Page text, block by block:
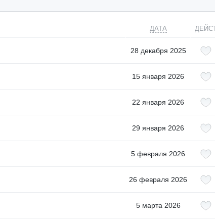
ДАТА
28 декабря 2025
15 января 2026
22 января 2026
29 января 2026
5 февраля 2026
26 февраля 2026
5 марта 2026